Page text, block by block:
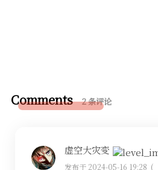
Comments 2 条评论
虚空大灾变
发布于 2024-05-16 19:28 (